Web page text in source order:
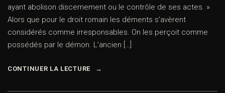
ayant abolison discernement ou le contrôle de ses actes. »
Alors que pour le droit romain les déments s’avèrent
considérés comme irresponsables. On les perçoit comme
possédés par le démon. L’ancien […]
CONTINUER LA LECTURE